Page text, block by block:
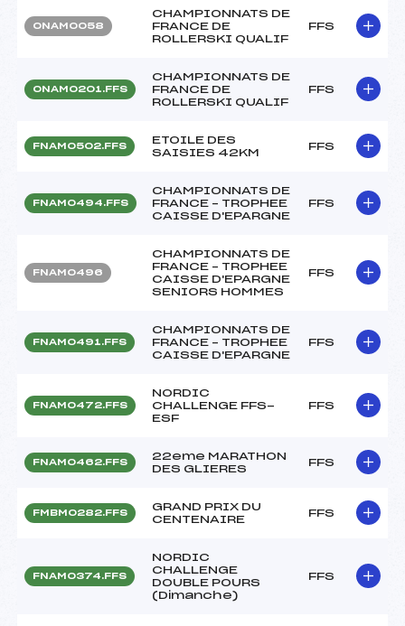
ONAM0058
CHAMPIONNATS DE
FRANCE DE
ROLLERSKI QUALIF
FFS
ONAM0201.FFS
CHAMPIONNATS DE
FRANCE DE
ROLLERSKI QUALIF
FFS
FNAM0502.FFS
ETOILE DES
SAISIES 42KM
FFS
FNAM0494.FFS
CHAMPIONNATS DE
FRANCE – TROPHEE
CAISSE D'EPARGNE
FFS
FNAM0496
CHAMPIONNATS DE
FRANCE – TROPHEE
CAISSE D'EPARGNE
SENIORS HOMMES
FFS
FNAM0491.FFS
CHAMPIONNATS DE
FRANCE – TROPHEE
CAISSE D'EPARGNE
FFS
FNAM0472.FFS
NORDIC
CHALLENGE FFS-
ESF
FFS
FNAM0462.FFS
22eme MARATHON
DES GLIERES
FFS
FMBM0282.FFS
GRAND PRIX DU
CENTENAIRE
FFS
FNAM0374.FFS
NORDIC
CHALLENGE
DOUBLE POURS
(Dimanche)
FFS